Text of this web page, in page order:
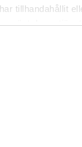
tillhandahållit
deras
5349 kr